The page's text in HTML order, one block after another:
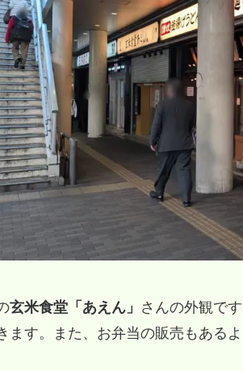
玄米食堂「あえん」 さんの外観で
ます。また、お弁当の販売もあるよ